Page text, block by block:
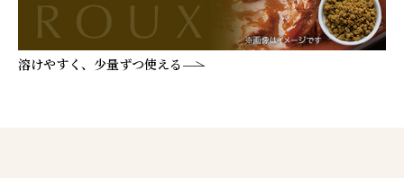
溶けやすく、少量ずつ使える